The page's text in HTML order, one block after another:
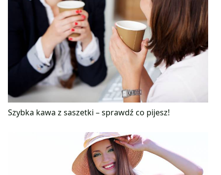
Szybka kawa z saszetki – sprawdź co pijesz!